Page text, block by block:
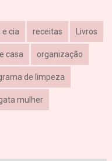
e cia receitas Livros
casa organização
de limpeza
mulher